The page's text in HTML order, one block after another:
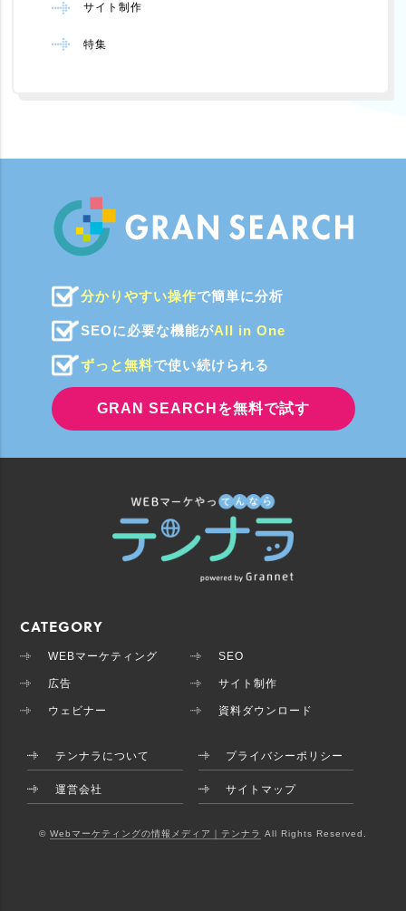
サイト制作
特集
分かりやすい操作で簡単に分析
SEOに必要な機能がAll in One
ずっと無料で使い続けられる
GRAN SEARCHを無料で試す
CATEGORY
WEBマーケティング SEO
広告 サイト制作
ウェビナー 資料ダウンロード
テンナラについて プライバシーポリシー
運営会社 サイトマップ
© Webマーケティングの情報メディア｜テンナラ All Rights Reserved.